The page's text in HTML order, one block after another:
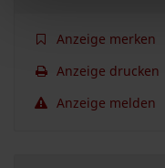
Anzeige merken
Anzeige drucken
Anzeige melden